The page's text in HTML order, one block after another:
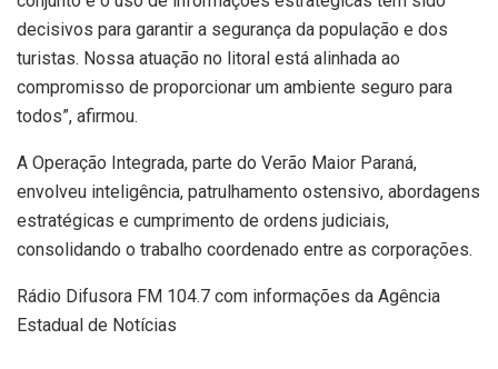
decisivos para garantir a segurança da população e dos
turistas. Nossa atuação no litoral está alinhada ao
compromisso de proporcionar um ambiente seguro para
todos”, afirmou.
A Operação Integrada, parte do Verão Maior Paraná,
envolveu inteligência, patrulhamento ostensivo, abordagens
estratégicas e cumprimento de ordens judiciais,
consolidando o trabalho coordenado entre as corporações.
Rádio Difusora FM 104.7 com informações da Agência
Estadual de Notícias